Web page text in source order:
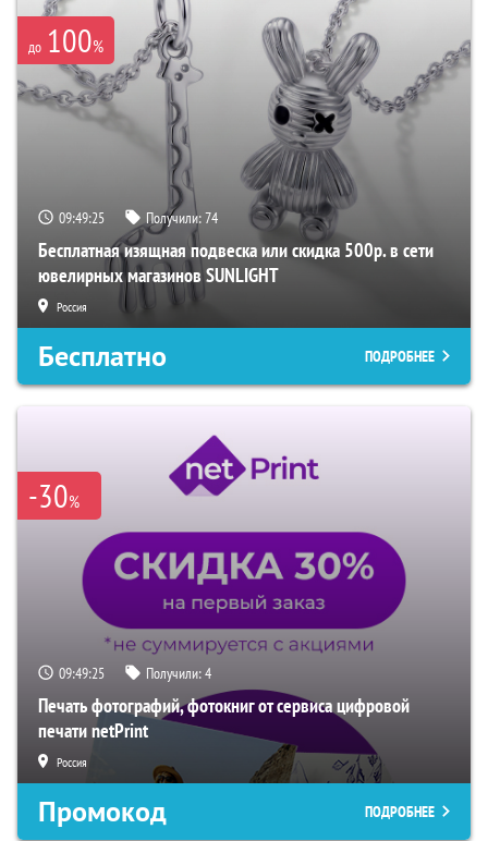
до 100%
09:49:24 Получили:74
Бесплатная изящная подвеска или скидка 500р. в сети
ювелирных магазинов SUNLIGHT
Россия
Бесплатно ПОДРОБНЕЕ
-30%
09:49:24 Получили:4
Печать фотографий, фотокниг от сервиса цифровой
печати netPrint
Россия
Промокод ПОДРОБНЕЕ